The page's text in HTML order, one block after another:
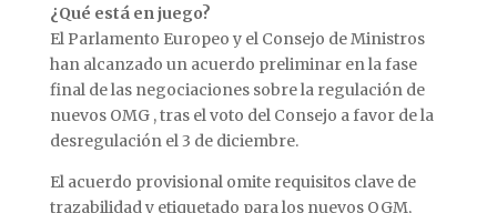
¿Qué está en juego?
El Parlamento Europeo y el Consejo de Ministros
han alcanzado un acuerdo preliminar en la fase
final de las negociaciones sobre la regulación de
nuevos OMG , tras el voto del Consejo a favor de la
desregulación el 3 de diciembre.
El acuerdo provisional omite requisitos clave de
trazabilidad y etiquetado para los nuevos OGM,